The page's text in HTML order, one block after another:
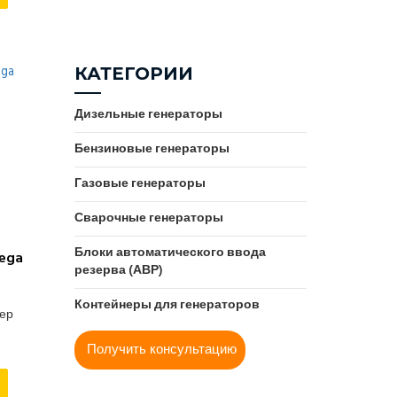
Greaves (Индия)
Hertz (Турция)
Himoinsa (Испания)
Hyundai
JCB (Великобритания)
Kirloskar (Индия)
KOGEL (Великобритания)
KOHLER-SDMO (Франция)
Kubota (Япония)
Leega (Китай)
MGE (Нидерланды)
Mitsubishi (Япония)
Япония
КАТЕГОРИИ
Дизельные генераторы
Бензиновые генераторы
Газовые генераторы
Сварочные генераторы
Блоки автоматического ввода
резерва (АВР)
Контейнеры для генераторов
Получить консультацию